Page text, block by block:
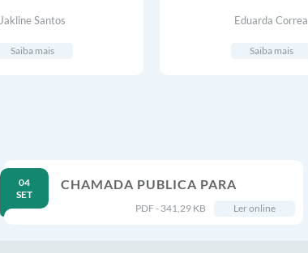
Jakline Santos
Saiba mais
Eduarda Correa
Saiba mais
04
SET
CHAMADA PUBLICA PARA
SOCIEDADE CIVIL CUJA
PDF - 341,29 KB Ler online